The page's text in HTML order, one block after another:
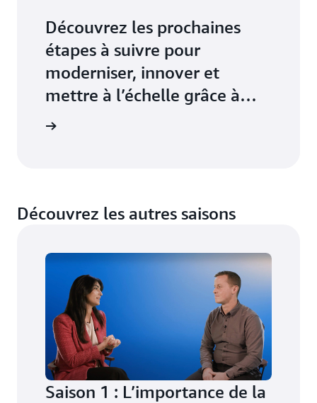
Découvrez les prochaines
étapes à suivre pour
moderniser, innover et
mettre à l’échelle grâce à
une consultation gratuite
Découvrez les autres saisons
Saison 1 : L’importance de la